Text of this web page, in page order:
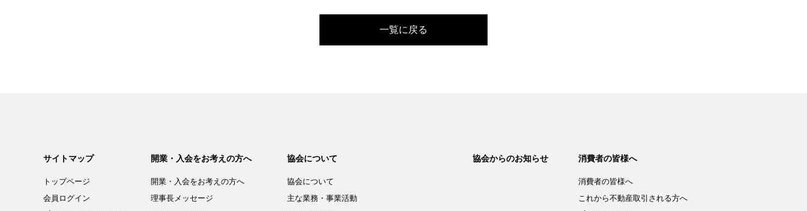
一覧に戻る
サイトマップ
トップページ
会員ログイン
開業・入会をお考えの方へ
開業・入会をお考えの方へ
理事長メッセージ
協会について
協会について
主な業務・事業活動
協会からのお知らせ 消費者の皆様へ
消費者の皆様へ
これから不動産取引される方へ